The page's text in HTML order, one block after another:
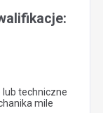
lub techniczne
mile